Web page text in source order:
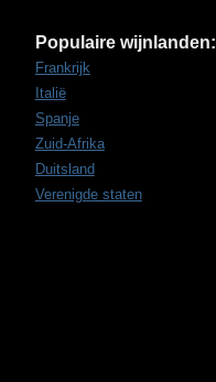
Populaire wijnlanden:
Frankrijk
Italië
Spanje
Zuid-Afrika
Duitsland
Verenigde staten